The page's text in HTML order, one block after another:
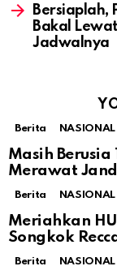
Bersiaplah,
Bakal
Jadwalnya
Berita NASIONAL
Masih Berusia
Merawat
Berita NASIONAL
Meriahkan
Songkok
Berita NASIONAL